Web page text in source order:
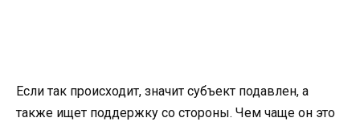
Если так происходит, значит субъект подавлен, а
также ищет поддержку со стороны. Чем чаще он это